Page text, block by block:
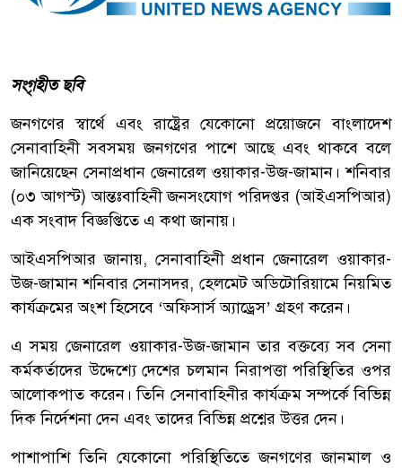
সংগৃহীত ছবি
জনগণের স্বার্থে এবং রাষ্ট্রের যেকোনো প্রয়োজনে বাংলাদেশ
সেনাবাহিনী সবসময় জনগণের পাশে আছে এবং থাকবে বলে
জানিয়েছেন সেনাপ্রধান জেনারেল ওয়াকার-উজ-জামান। শনিবার
(০৩ আগস্ট) আন্তঃবাহিনী জনসংযোগ পরিদপ্তর (আইএসপিআর)
এক সংবাদ বিজ্ঞপ্তিতে এ কথা জানায়।
আইএসপিআর জানায়, সেনাবাহিনী প্রধান জেনারেল ওয়াকার-
উজ-জামান শনিবার সেনাসদর, হেলমেট অডিটোরিয়ামে নিয়মিত
কার্যক্রমের অংশ হিসেবে ‘অফিসার্স অ্যাড্রেস’ গ্রহণ করেন।
এ সময় জেনারেল ওয়াকার-উজ-জামান তার বক্তব্যে সব সেনা
কর্মকর্তাদের উদ্দেশ্যে দেশের চলমান নিরাপত্তা পরিস্থিতির ওপর
আলোকপাত করেন। তিনি সেনাবাহিনীর কার্যক্রম সম্পর্কে বিভিন্ন
দিক নির্দেশনা দেন এবং তাদের বিভিন্ন প্রশ্নের উত্তর দেন।
পাশাপাশি তিনি যেকোনো পরিস্থিতিতে জনগণের জানমাল ও